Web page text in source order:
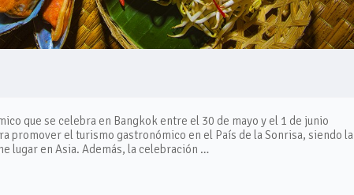
que se celebra en Bangkok entre el 30 de mayo y el 1 de junio
promover el turismo gastronómico en el País de la Sonrisa, siendo la
lugar en Asia. Además, la celebración …